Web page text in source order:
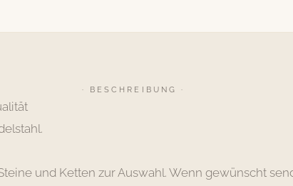
· BESCHREIBUNG ·
und Ketten zur Auswahl. Wenn gewünscht